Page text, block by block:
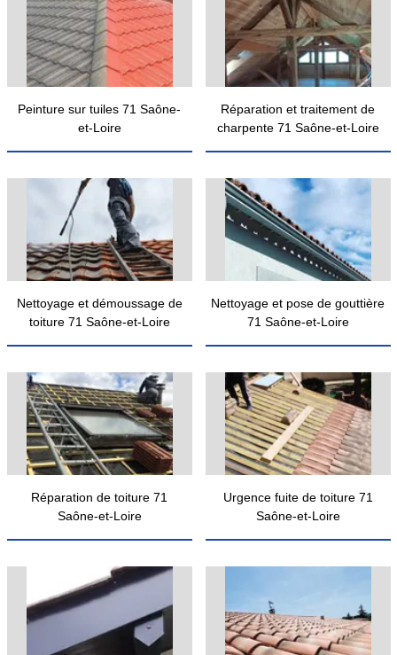
Peinture sur tuiles 71 Saône-
et-Loire
Réparation et traitement de
charpente 71 Saône-et-Loire
Nettoyage et démoussage de
toiture 71 Saône-et-Loire
Nettoyage et pose de gouttière
71 Saône-et-Loire
Réparation de toiture 71
Saône-et-Loire
Urgence fuite de toiture 71
Saône-et-Loire